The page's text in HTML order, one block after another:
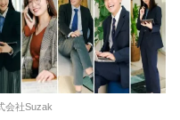
会社Suzak